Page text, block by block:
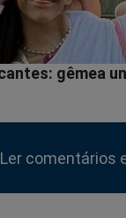
Ler comentários